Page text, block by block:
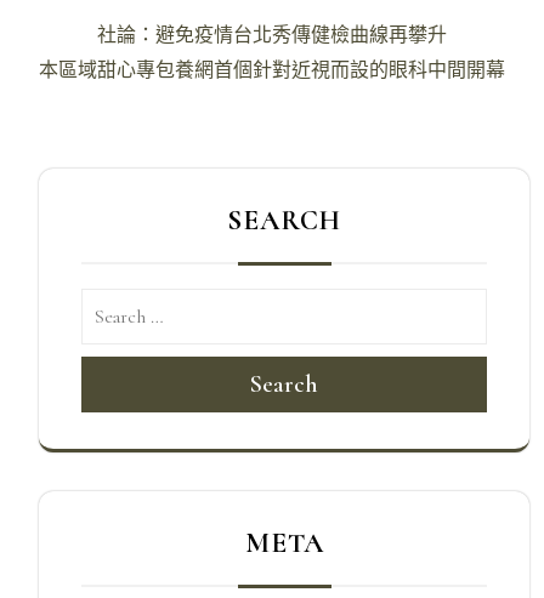
章
社論：避免疫情台北秀傳健檢曲線再攀升
本區域甜心專包養網首個針對近視而設的眼科中間開幕
SEARCH
Search
META